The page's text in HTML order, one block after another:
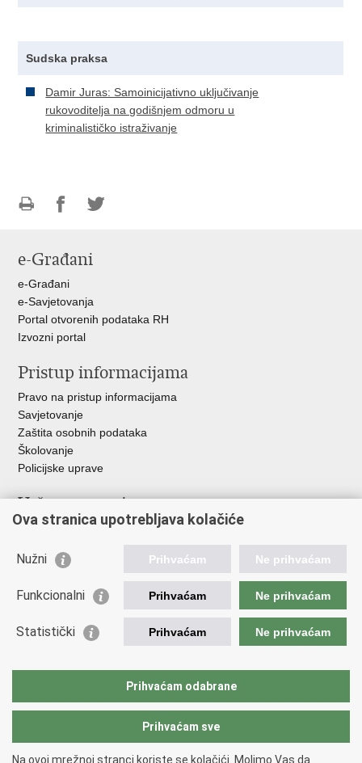
Sudska praksa
Damir Juras: Samoinicijativno uključivanje
rukovoditelja na godišnjem odmoru u
kriminalističko istraživanje
FacebookuTwitteru
e-Građani
e-Građani
e-Savjetovanja
Portal otvorenih podataka RH
Izvozni portal
Pristup informacijama
Pravo na pristup informacijama
Savjetovanje
Zaštita osobnih podataka
Školovanje
Policijske uprave
Važne poveznice
Ministarstvo unutarnjih poslova
Muzej policije
Centar za mentalno zdravlje
Centar za forenzična ispitivanja, istraživanja i vještačenja "Ivan
Nacionalna evidencija nestalih osoba
Ova stranica upotrebljava kolačiće
Nužni Prihvaćam Ne prihvaćam
Funkcionalni Prihvaćam Ne prihvaćam
Statistički Prihvaćam Ne prihvaćam
Prihvaćam odabrane
Prihvaćam sve
Na ovoj mrežnoj stranci koriste se kolačići. Molimo Vas da